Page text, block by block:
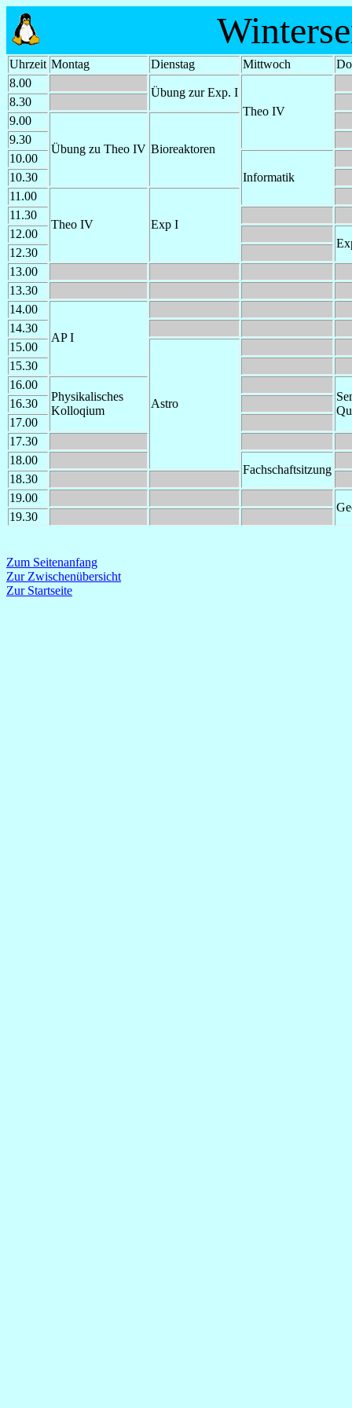
Uhrzeit Montag Dienstag Mittwoch
8.00
Übung zur Exp. I
Theo IV
8.30
9.00
Übung zu Theo IV Bioreaktoren
9.30
10.00
Informatik
10.30
11.00
Theo IV Exp I
11.30
12.00
12.30
13.00
13.30
14.00
AP I
14.30
15.00
Astro
15.30
16.00
Physikalisches
Kolloqium
16.30
17.00
17.30
18.00
Fachschaftsitzung
18.30
19.00
19.30
Zum Seitenanfang
Zur Zwischenübersicht
Zur Startseite